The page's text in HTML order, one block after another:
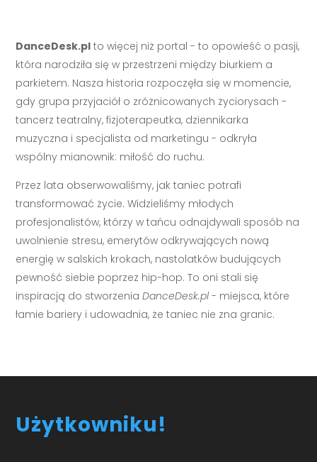
DanceDesk.pl to więcej niż portal - to opowieść o pasji,
która narodziła się w przestrzeni między biurkiem a
parkietem. Nasza historia rozpoczęła się w momencie,
gdy grupa przyjaciół o zróżnicowanych życiorysach -
tancerz teatralny, fizjoterapeutka, dziennikarka
muzyczna i specjalista od marketingu - odkryła
wspólny mianownik: miłość do ruchu.
Przez lata obserwowaliśmy, jak taniec potrafi
transformować życie. Widzieliśmy młodych
profesjonalistów, którzy w tańcu odnajdywali sposób na
uwolnienie stresu, emerytów odkrywających nową
energię w salskich krokach, nastolatków budujących
pewność siebie poprzez hip-hop. To oni stali się
inspiracją do stworzeniaDanceDesk.pl - miejsca, które
łamie bariery i udowadnia, że taniec nie zna granic.
Użytkowniku!